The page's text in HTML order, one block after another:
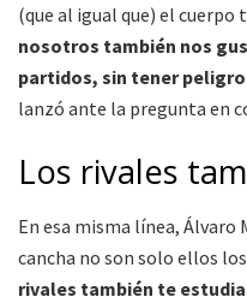
(que al igual que) el
nosotros también nos
partidos, sin tener
lanzó ante la pregunta en
Los rivales
En esa misma línea, Álvaro
cancha no son solo ellos
rivales también te